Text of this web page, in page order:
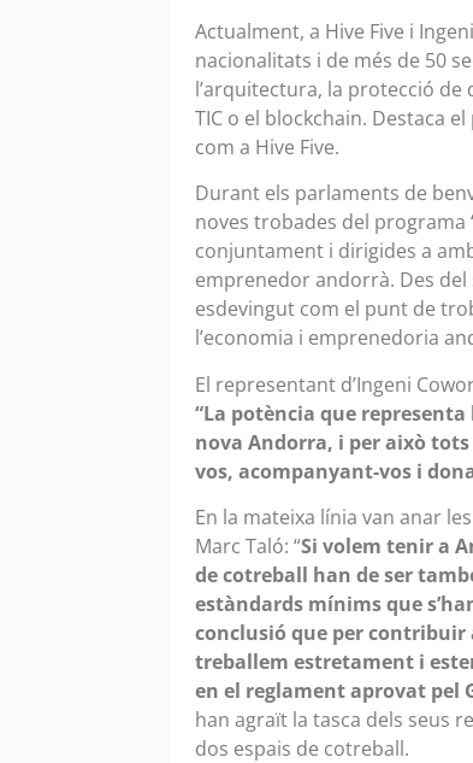
Actualment, a Hive Five i
nacionalitats i de més de 50
l’arquitectura, la protecció de
TIC o el blockchain. Destaca
com a Hive Five.
Durant els parlaments de
noves trobades del programa
conjuntament i dirigides a
emprenedor andorrà. Des del
esdevingut com el punt de
l’economia i emprenedoria
El representant d’Ingeni
“La potència que
nova Andorra, i per això
vos, acompanyant-vos i
En la mateixa línia van anar
Marc Taló: “Si volem tenir a
de cotreball han de ser
estàndards mínims que
conclusió que per contribuir
treballem estretament i
en el reglament aprovat pel
han agraït la tasca dels seus
dos espais de cotreball.